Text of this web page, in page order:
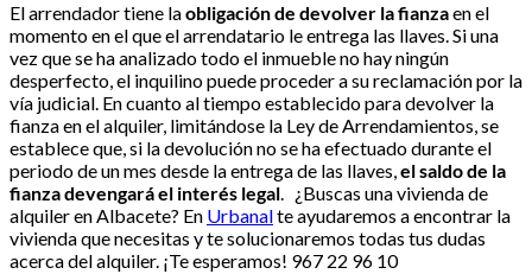
El arrendador tiene laobligación de devolver la fianzaen el
momento en el que el arrendatario le entrega las llaves. Si una
vez que se ha analizado todo el inmueble no hay ningún
desperfecto, el inquilino puede proceder a su reclamación por la
vía judicial. En cuanto al tiempo establecido para devolver la
fianza en el alquiler, limitándose la Ley de Arrendamientos, se
establece que, si la devolución no se ha efectuado durante el
periodo de un mes desde la entrega de las llaves,el saldo de la
fianza devengará el interés legal. ¿Buscas una vivienda de
alquiler en Albacete? En Urbanalte ayudaremos a encontrar la
vivienda que necesitas y te solucionaremos todas tus dudas
acerca del alquiler. ¡Te esperamos! 967 22 96 10